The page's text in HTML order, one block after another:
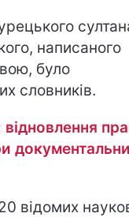
написаного
було
словників.
відновлення
відомих